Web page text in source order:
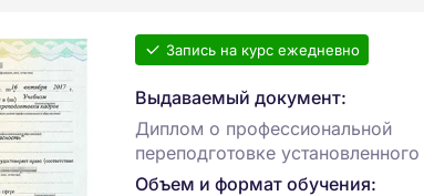
Запись на курс ежедневно
Выдаваемый документ:
Диплом о профессиональной
переподготовке
Объем и формат обучения: